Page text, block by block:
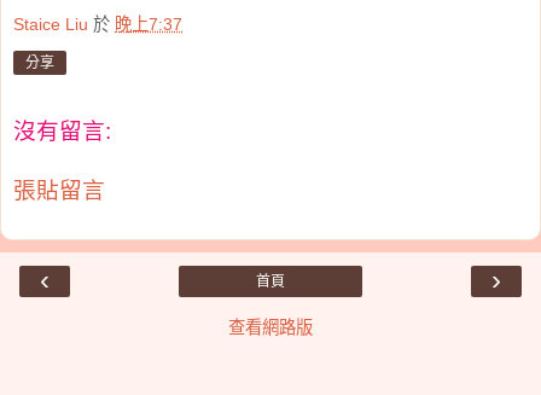
Staice Liu 於 晚上7:37
分享
沒有留言:
張貼留言
‹ ›
首頁
查看網路版